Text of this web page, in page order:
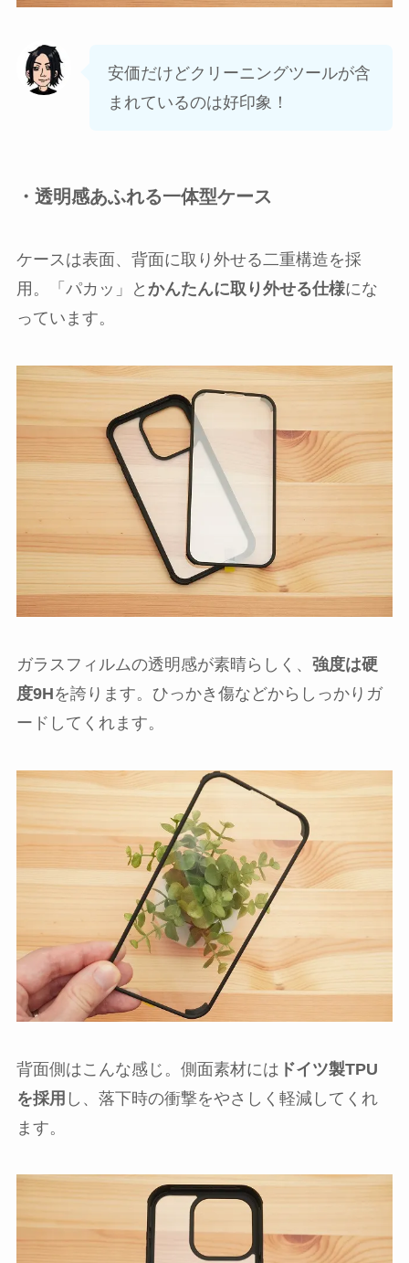
安価だけどクリーニングツールが含
まれているのは好印象！
・透明感あふれる一体型ケース
ケースは表面、背面に取り外せる二重構造を採
用。「パカッ」と かんたんに取り外せる仕様にな
っています。
ガラスフィルムの透明感が素晴らしく、 強度は硬
度9Hを誇ります。ひっかき傷などからしっかりガ
ードしてくれます。
背面側はこんな感じ。側面素材には ドイツ製TPU
を採用 し、落下時の衝撃をやさしく軽減してくれ
ます。